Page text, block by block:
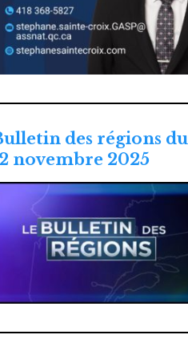
des régions du
novembre 2025